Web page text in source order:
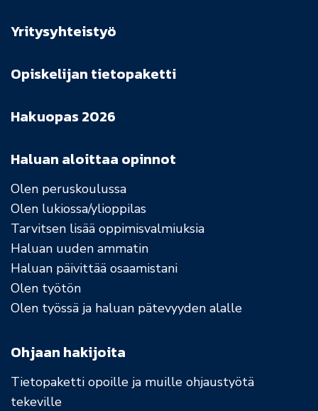
Haluan aloittaa opinnot
Olen peruskoulussa
Olen lukiossa/ylioppilas
Tarvitsen lisää oppimisvalmiuksia
Haluan uuden ammatin
Haluan päivittää osaamistani
Olen työtön
Olen työssä ja haluan pätevyyden alalle
Ohjaan hakijoita
Tietopaketti opoille ja muille ohjaustyötä
tekeville
Yritysyhteistyö
Opiskelijan tietopaketti
Hakuopas 2026